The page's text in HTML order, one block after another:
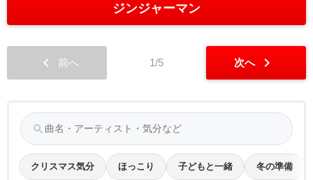
ジンジャーマン
chevron_left 前へ 1/5 次へ chevron_right
search
クリスマス気分 ほっこり 子どもと一緒 冬の準備